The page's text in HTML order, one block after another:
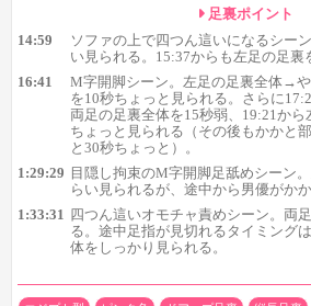
足裏ポイント
14:59
ソファの上で四つん這いになるシー
い見られる。15:37からも左足の足裏
16:41
M字開脚シーン。左足の足裏全体→
を10秒ちょっと見られる。さらに
両足の足裏全体を15秒弱、19:21か
ちょっと見られる（その後もかかと
と30秒ちょっと）。
1:29:29 目隠し拘束のM字開脚足舐めシーン
らい見られるが、途中から男優がか
1:33:31 四つん這いオモチャ責めシーン。両
る。途中足指が見切れるタイミング
体をしっかり見られる。